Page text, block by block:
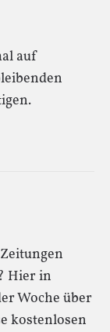
auf
Hier in
Woche über
kostenlosen